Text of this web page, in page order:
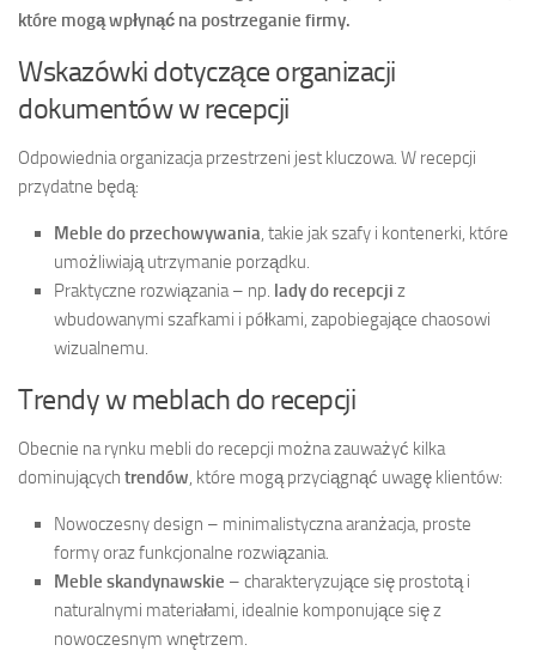
które mogą wpłynąć na postrzeganie firmy.
Wskazówki dotyczące organizacji
dokumentów w recepcji
Odpowiednia organizacja przestrzeni jest kluczowa. W recepcji
przydatne będą:
Meble do przechowywania, takie jak szafy i kontenerki, które
umożliwiają utrzymanie porządku.
Praktyczne rozwiązania – np. lady do recepcji z
wbudowanymi szafkami i półkami, zapobiegające chaosowi
wizualnemu.
Trendy w meblach do recepcji
Obecnie na rynku mebli do recepcji można zauważyć kilka
dominujących trendów, które mogą przyciągnąć uwagę klientów:
Nowoczesny design – minimalistyczna aranżacja, proste
formy oraz funkcjonalne rozwiązania.
Meble skandynawskie – charakteryzujące się prostotą i
naturalnymi materiałami, idealnie komponujące się z
nowoczesnym wnętrzem.